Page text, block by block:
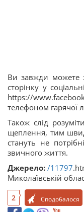
Ви завжди можете
сторінку у
https://
телефоном гарячої
Також слід
щеплення, тим
стануть не
звичного життя.
Джерело: /11797
Миколаївській
2 Сподобалося